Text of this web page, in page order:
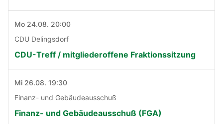
Mo 24.08. 20:00
CDU Delingsdorf
CDU-Treff / mitgliederoffene Fraktionssitzung
Mi 26.08. 19:30
Finanz- und Gebäudeausschuß
Finanz- und Gebäudeausschuß (FGA)